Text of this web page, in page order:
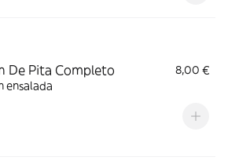
De Pita Completo
8,00 €
ensalada